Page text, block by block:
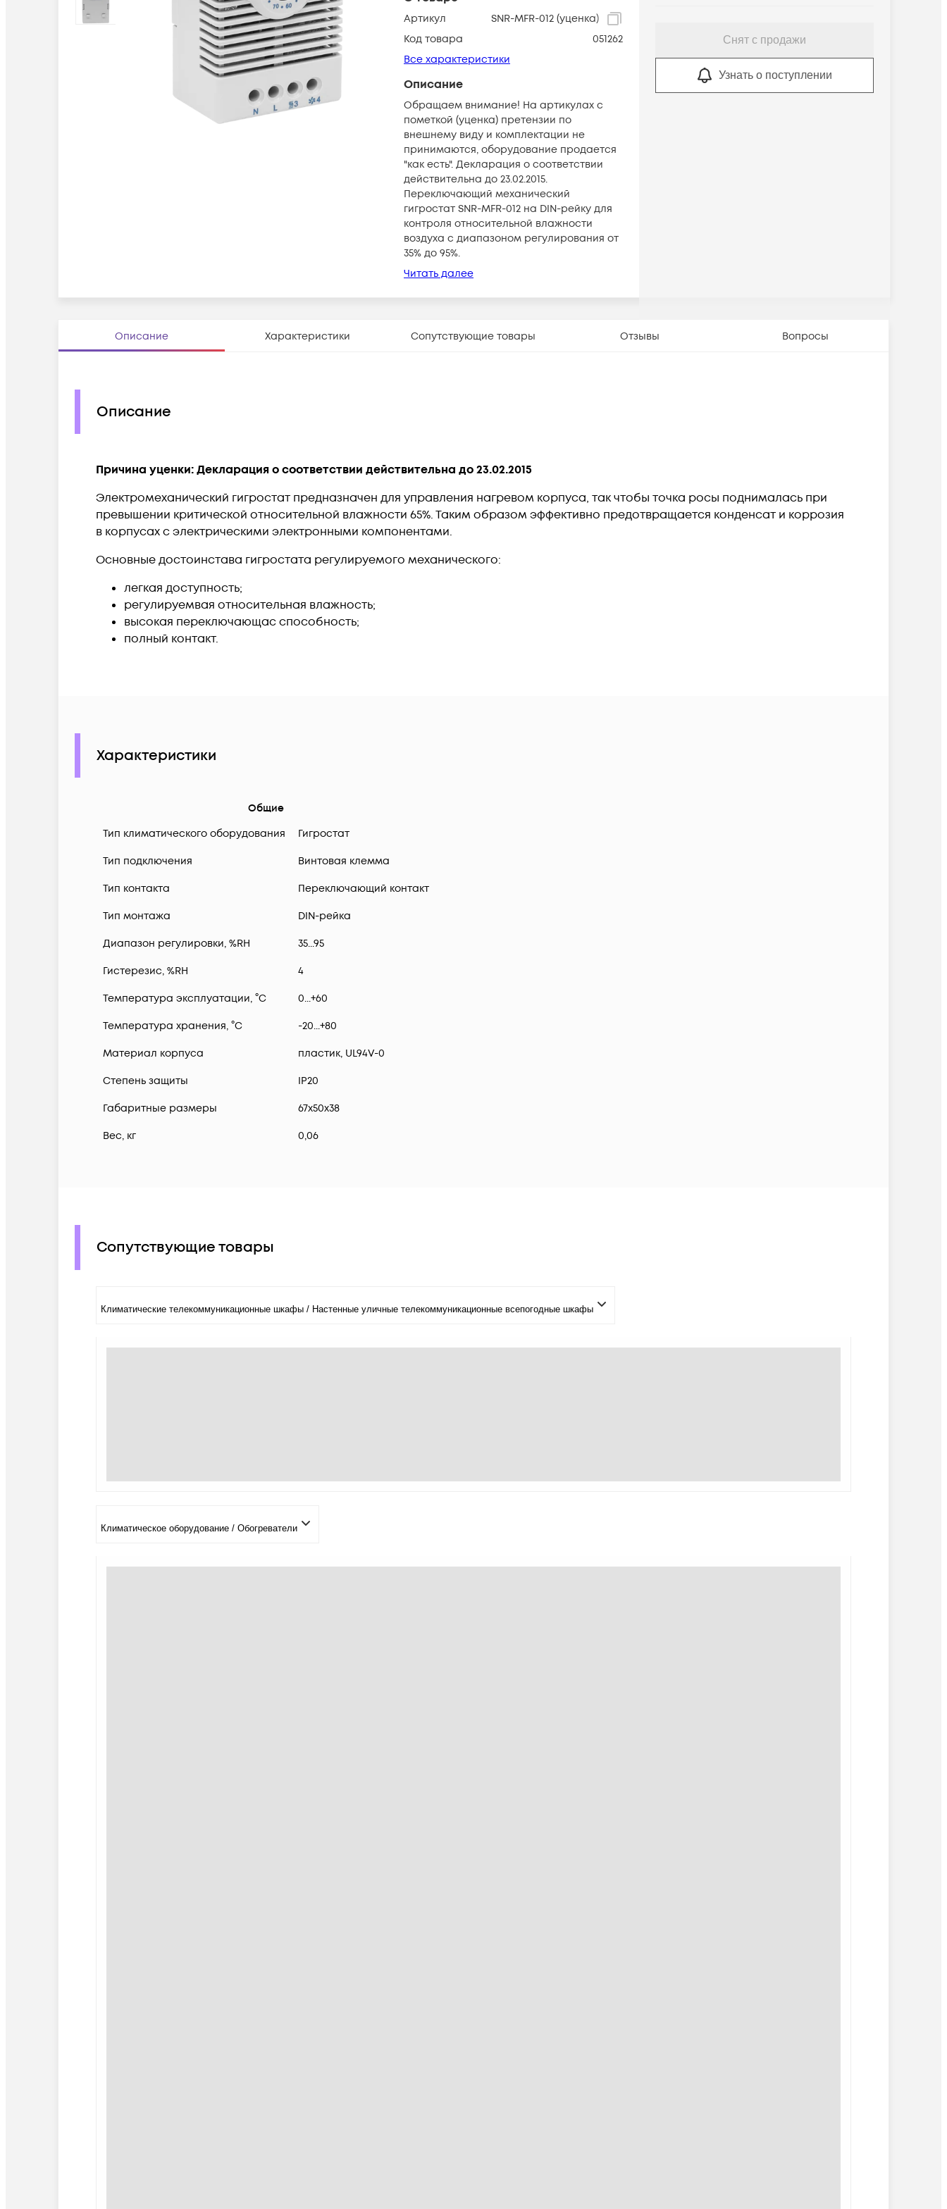
Артикул
SNR-MFR-012 (уценка)
Код товара
051262
Все характеристики
Описание
Обращаем внимание! На артикулах с
пометкой (уценка) претензии по
внешнему виду и комплектации не
принимаются, оборудование продается
"как есть". Декларация о соответствии
действительна до 23.02.2015.
Переключающий механический
гигростат SNR-MFR-012 на DIN-рейку для
контроля относительной влажности
воздуха с диапазоном регулирования от
35% до 95%.
Читать далее
Снят с продажи
Узнать о поступлении
Описание Характеристики Сопутствующие товары Отзывы Вопросы
Описание
Причина уценки: Декларация о соответствии действительна до 23.02.2015
Электромеханический гигростат предназначен для управления нагревом корпуса, так чтобы точка росы поднималась при
превышении критической относительной влажности 65%. Таким образом эффективно предотвращается конденсат и коррозия
в корпусах с электрическими электронными компонентами.
Основные достоинстава гигростата регулируемого механического:
легкая доступность;
регулируемвая относительная влажность;
высокая переключающас способность;
полный контакт.
Характеристики
Общие
Тип климатического оборудования
Гигростат
Тип подключения Винтовая клемма
Тип контакта Переключающий контакт
Тип монтажа DIN-рейка
Диапазон регулировки, %RH 35...95
Гистерезис, %RH 4
Температура эксплуатации, °С 0...+60
Температура хранения, °С -20...+80
Материал корпуса пластик, UL94V-0
Степень защиты IP20
Габаритные размеры 67x50x38
Вес, кг 0,06
Сопутствующие товары
Климатические телекоммуникационные шкафы / Настенные уличные телекоммуникационные всепогодные шкафы
Климатичeское оборудование / Обогреватели